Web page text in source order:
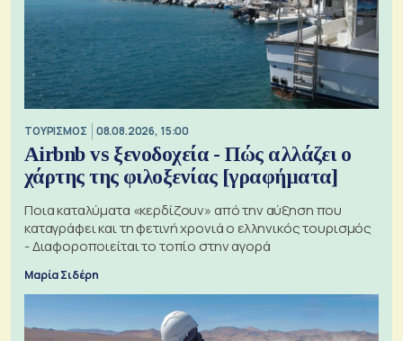
ΤΟΥΡΙΣΜΟΣ 08.08.2026, 15:00
Airbnb vs ξενοδοχεία - Πώς αλλάζει ο
χάρτης της φιλοξενίας [γραφήματα]
Ποια καταλύματα «κερδίζουν» από την αύξηση που
καταγράφει και τη φετινή χρονιά ο ελληνικός τουρισμός
- Διαφοροποιείται το τοπίο στην αγορά
Μαρία Σιδέρη